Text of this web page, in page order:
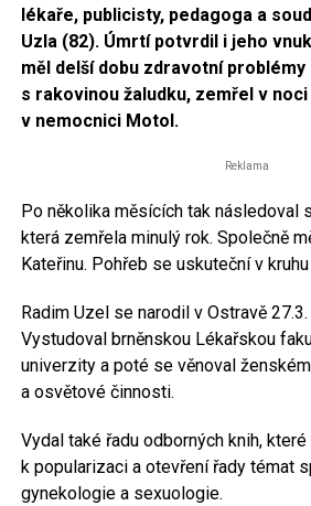
lékaře, publicisty, pedagoga a
Uzla (82). Úmrtí potvrdil i jeho
měl delší dobu zdravotní problémy
s rakovinou žaludku, zemřel v noci
v nemocnici Motol.
Reklama
Po několika měsících tak následoval
která zemřela minulý rok. Společně
Kateřinu. Pohřeb se uskuteční v kruhu
Radim Uzel se narodil v Ostravě
Vystudoval brněnskou Lékařskou
univerzity a poté se věnoval
a osvětové činnosti.
Vydal také řadu odborných knih,
k popularizaci a otevření řady témat
gynekologie a sexuologie.